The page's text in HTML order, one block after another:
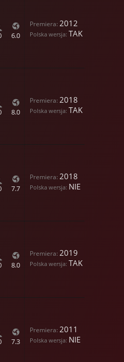
6.0
2012
TAK
8.0
2018
TAK
7.7
2018
NIE
8.0
2019
TAK
7.3
2011
NIE